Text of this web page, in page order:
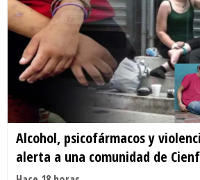
Alcohol, psicofármacos y
alerta a una comunidad de